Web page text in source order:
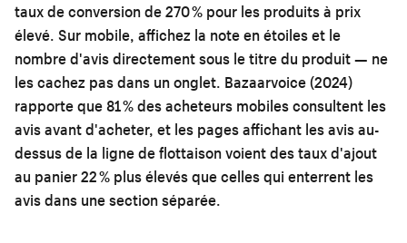
taux de conversion de 270 % pour les produits à prix
élevé. Sur mobile, affichez la note en étoiles et le
nombre d'avis directement sous le titre du produit — ne
les cachez pas dans un onglet. Bazaarvoice (2024)
rapporte que 81 % des acheteurs mobiles consultent les
avis avant d'acheter, et les pages affichant les avis au-
dessus de la ligne de flottaison voient des taux d'ajout
au panier 22 % plus élevés que celles qui enterrent les
avis dans une section séparée.